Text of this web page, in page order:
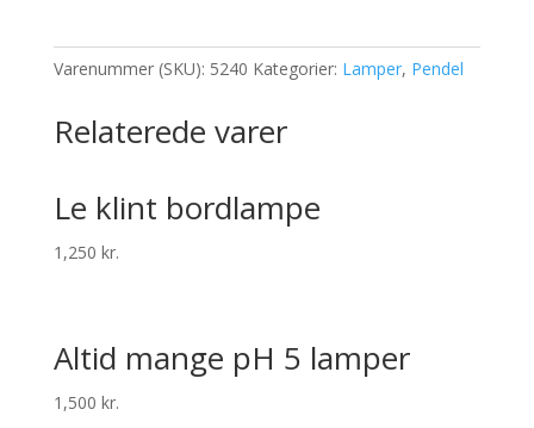
Varenummer (SKU): 5240 Kategorier: Lamper, Pendel
Relaterede varer
Le klint bordlampe
1,250 kr.
Altid mange pH 5 lamper
1,500 kr.